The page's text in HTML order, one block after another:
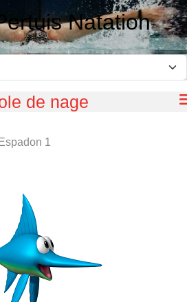
Natation
de nage
Espadon 1